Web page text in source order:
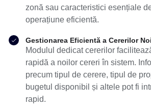
zonă sau caracteristici esențiale
operațiune eficientă.
Gestionarea Eficientă a Cererilor Noi
Modulul dedicat cererilor
rapidă a noilor cereri în sistem.
precum tipul de cerere, tipul de
bugetul disponibil și altele pot fi
rapid.